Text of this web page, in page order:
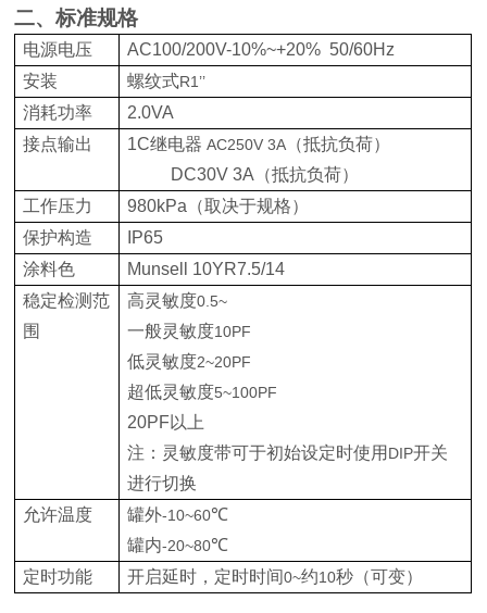
二、标准规格
电源电压 AC100/200V-10%~+20% 50/60Hz
安装
螺纹式R1’’
消耗功率
2.0VA
接点输出
1C继电器AC250V 3A （抵抗负荷）
DC30V 3A （抵抗负荷）
工作压力
980kPa （取决于规格）
保护构造
IP65
涂料色
Munsell 10YR7.5/14
稳定检测范
围
高灵敏度0.5~
一般灵敏度10PF
低灵敏度2~20PF
超低灵敏度5~100PF
20PF以上
注：灵敏度带可于初始设定时使用 DIP开关
进行切换
允许温度
罐外-10~60℃
罐内-20~80℃
定时功能
开启延时，定时时间0~约10秒（可变）